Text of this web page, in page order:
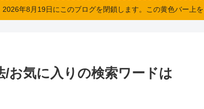
年8月19日にこのブログを閉鎖します。この黄色バー上
お気に入りの検索ワードは